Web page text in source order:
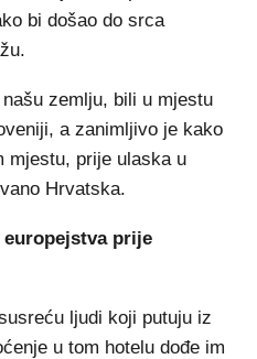
bi došao do srca
zemlju, bili u mjestu
a zanimljivo je kako
mjestu, prije ulaska u
Hrvatska.
prije
ljudi koji putuju iz
u tom hotelu dođe im